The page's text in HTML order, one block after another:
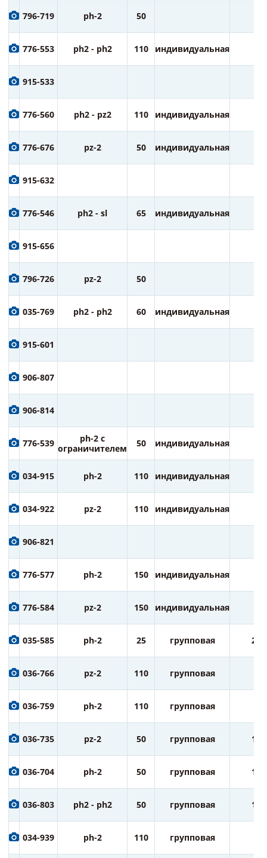
796-719 ph-2 50
776-553 ph2 - ph2 110 индивидуальная
915-533
776-560 ph2 - pz2 110 индивидуальная
776-676 pz-2 50 индивидуальная
915-632
776-546 ph2 - sl 65 индивидуальная
915-656
796-726 pz-2 50
035-769 ph2 - ph2 60 индивидуальная
915-601
906-807
906-814
776-539
ph-2 с
ограничителем
50 индивидуальная
034-915 ph-2 110 индивидуальная
034-922 pz-2 110 индивидуальная
906-821
776-577 ph-2 150 индивидуальная
776-584 pz-2 150 индивидуальная
035-585 ph-2 25 групповая 20
036-766 pz-2 110 групповая
036-759 ph-2 110 групповая
036-735 pz-2 50 групповая 10
036-704 ph-2 50 групповая 10
036-803 ph2 - ph2 50 групповая 10
034-939 ph-2 110 групповая